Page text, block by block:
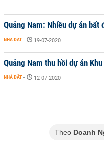
Quảng Nam: Nhiều dự án
NHÀ ĐẤT - 19-07-2020
Quảng Nam thu hồi dự án
NHÀ ĐẤT - 12-07-2020
Theo Doanh